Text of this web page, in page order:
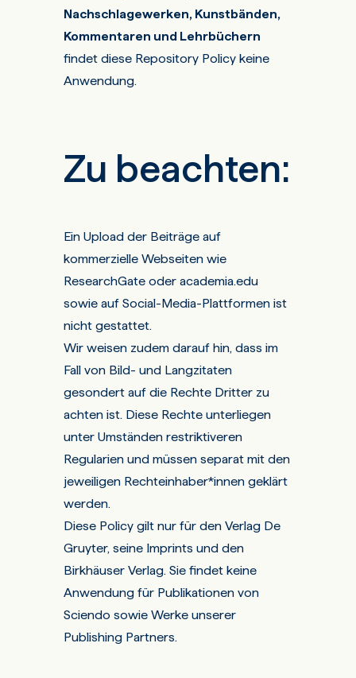
Nachschlagewerken, Kunstbänden,
Kommentaren und Lehrbüchern
findet diese Repository Policy keine
Anwendung.
Zu beachten:
Ein Upload der Beiträge auf
kommerzielle Webseiten wie
ResearchGate oder academia.edu
sowie auf Social-Media-Plattformen ist
nicht gestattet.
Wir weisen zudem darauf hin, dass im
Fall von Bild- und Langzitaten
gesondert auf die Rechte Dritter zu
achten ist. Diese Rechte unterliegen
unter Umständen restriktiveren
Regularien und müssen separat mit den
jeweiligen Rechteinhaber*innen geklärt
werden.
Diese Policy gilt nur für den Verlag De
Gruyter, seine Imprints und den
Birkhäuser Verlag. Sie findet keine
Anwendung für Publikationen von
Sciendo sowie Werke unserer
Publishing Partners.